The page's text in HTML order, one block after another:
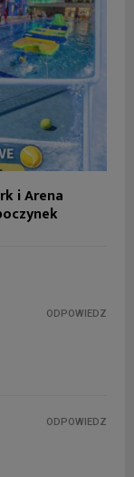
i Arena
ODPOWIEDZ
ODPOWIEDZ